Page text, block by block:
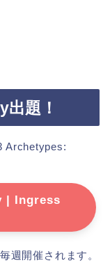
題！
Archetypes:
| Ingress
週開催されます。